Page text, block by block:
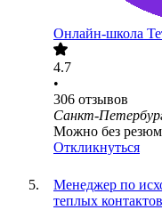
Онлайн-школа
4.7
•
306 отзывов
Санкт-
Можно без
Откликнуться
Менеджер по
теплых